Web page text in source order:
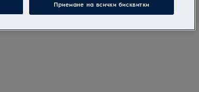
Приемане на всички бисквитки